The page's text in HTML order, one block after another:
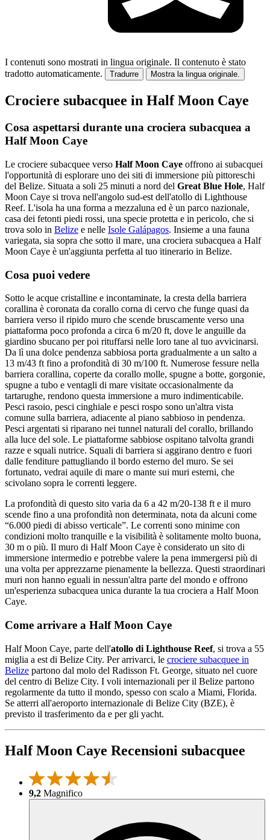
I contenuti sono mostrati in lingua originale. Il contenuto è stato
tradotto automaticamente.
Tradurre Mostra la lingua originale.
Crociere subacquee in Half Moon Caye
Cosa aspettarsi durante una crociera subacquea a
Half Moon Caye
Le crociere subacquee verso Half Moon Caye offrono ai subacquei
l'opportunità di esplorare uno dei siti di immersione più pittoreschi
del Belize. Situata a soli 25 minuti a nord del Great Blue Hole, Half
Moon Caye si trova nell'angolo sud-est dell'atollo di Lighthouse
Reef. L'isola ha una forma a mezzaluna ed è un parco nazionale,
casa dei fetonti piedi rossi, una specie protetta e in pericolo, che si
trova solo in Belize e nelle Isole Galápagos. Insieme a una fauna
variegata, sia sopra che sotto il mare, una crociera subacquea a Half
Moon Caye è un'aggiunta perfetta al tuo itinerario in Belize.
Cosa puoi vedere
Sotto le acque cristalline e incontaminate, la cresta della barriera
corallina è coronata da corallo corna di cervo che funge quasi da
barriera verso il ripido muro che scende bruscamente verso una
piattaforma poco profonda a circa 6 m/20 ft, dove le anguille da
giardino sbucano per poi rituffarsi nelle loro tane al tuo avvicinarsi.
Da lì una dolce pendenza sabbiosa porta gradualmente a un salto a
13 m/43 ft fino a profondità di 30 m/100 ft. Numerose fessure nella
barriera corallina, coperte da corallo molle, spugne a botte, gorgonie,
spugne a tubo e ventagli di mare visitate occasionalmente da
tartarughe, rendono questa immersione a muro indimenticabile.
Pesci rasoio, pesci cinghiale e pesci rospo sono un'altra vista
comune sulla barriera, adiacente al piano sabbioso in pendenza.
Pesci argentati si riparano nei tunnel naturali del corallo, brillando
alla luce del sole. Le piattaforme sabbiose ospitano talvolta grandi
razze e squali nutrice. Squali di barriera si aggirano dentro e fuori
dalle fenditure pattugliando il bordo esterno del muro. Se sei
fortunato, vedrai aquile di mare o mante sui muri esterni, che
scivolano sopra le correnti leggere.
La profondità di questo sito varia da 6 a 42 m/20-138 ft e il muro
scende fino a una profondità non determinata, nota da alcuni come
“6.000 piedi di abisso verticale”. Le correnti sono minime con
condizioni molto tranquille e la visibilità è solitamente molto buona,
30 m o più. Il muro di Half Moon Caye è considerato un sito di
immersione intermedio e potrebbe valere la pena immergersi più di
una volta per apprezzarne pienamente la bellezza. Questi straordinari
muri non hanno eguali in nessun'altra parte del mondo e offrono
un'esperienza subacquea unica durante la tua crociera a Half Moon
Caye.
Come arrivare a Half Moon Caye
Half Moon Caye, parte dell'atollo di Lighthouse Reef, si trova a 55
miglia a est di Belize City. Per arrivarci, le crociere subacquee in
Belize partono dal molo del Radisson Ft. George, situato nel cuore
del centro di Belize City. I voli internazionali per il Belize partono
regolarmente da tutto il mondo, spesso con scalo a Miami, Florida.
Se atterri all'aeroporto internazionale di Belize City (BZE), è
previsto il trasferimento da e per gli yacht.
Half Moon Caye Recensioni subacquee
9,2 Magnifico